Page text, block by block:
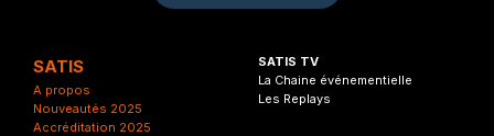
SATIS
A propos
Nouveautés 2025
Accréditation 2025
SATIS TV
La Chaine événementielle
Les Replays